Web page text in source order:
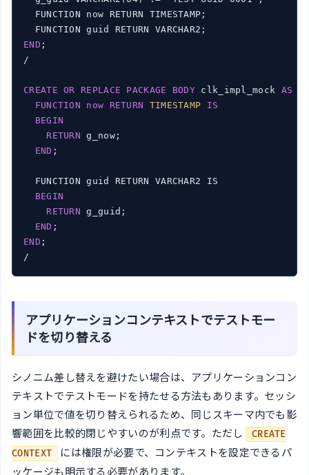
  FUNCTION now RETURN TIMESTAMP;
END ;
/
CREATE OR REPLACE PACKAGE BODY clk_impl_mock AS
FUNCTION
now RETURN TIMESTAMP
IS
BEGIN
RETURN g_now;
END ;
  FUNCTION guid RETURN VARCHAR2 IS
BEGIN
RETURN g_guid;
END
END ;
/
アプリケーションコンテキストでテストモー
ドを切り替える
シノニム差し替えを避けたい場合は、アプリケーションコン
テキストでテストモードを持たせる方法もあります。セッシ
ョン単位で値を切り替えられるため、同じスキーマ内でも影
響範囲を比較的閉じやすいのが利点です。ただし
CREATE
CONTEXT
には権限が必要で、コンテキストを設定できるパ
ッケージも明示する必要があります。